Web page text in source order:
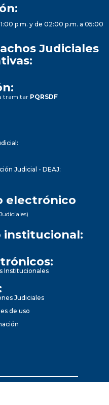
p.m. y de 02:00 p.m. a 05:00
Judiciales
tramitar PQRSDF
Judicial - DEAJ:
electrónico
institucional:
Institucionales
Judiciales
de uso